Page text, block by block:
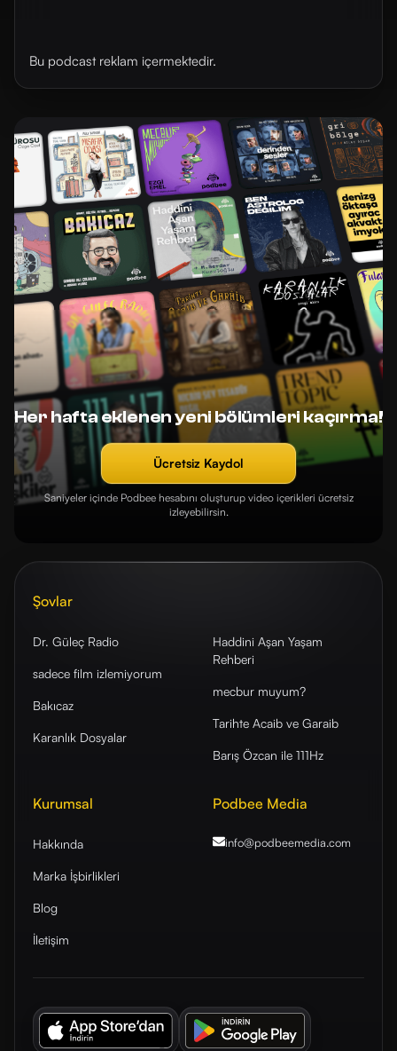
Bu podcast reklam içermektedir.
Her hafta eklenen yeni bölümleri kaçırma!
Ücretsiz Kaydol
Saniyeler içinde Podbee hesabını oluşturup video içerikleri ücretsiz
izleyebilirsin.
Şovlar
Dr. Güleç Radio
sadece film izlemiyorum
Bakıcaz
Karanlık Dosyalar
Haddini Aşan Yaşam
Rehberi
mecbur muyum?
Tarihte Acaib ve Garaib
Barış Özcan ile 111Hz
Kurumsal
Hakkında
Marka İşbirlikleri
Blog
İletişim
Podbee Media
info@podbeemedia.com